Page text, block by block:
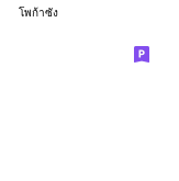
โพก้าซัง